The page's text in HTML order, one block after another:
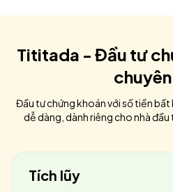
Tititada - Đầu tư
Đầu tư chứng khoán với số tiền bất
dễ dàng, dành riêng cho nhà
Tích lũy